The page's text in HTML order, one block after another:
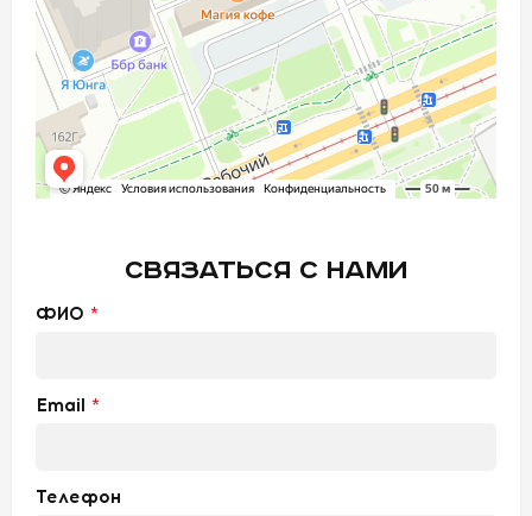
ДОСТАВКА
ПЕРВАЯ
АРЕНДА
-50%
УСЛОВИЯ
СВЯЗАТЬСЯ С НАМИ
ФИО
Email
Телефон